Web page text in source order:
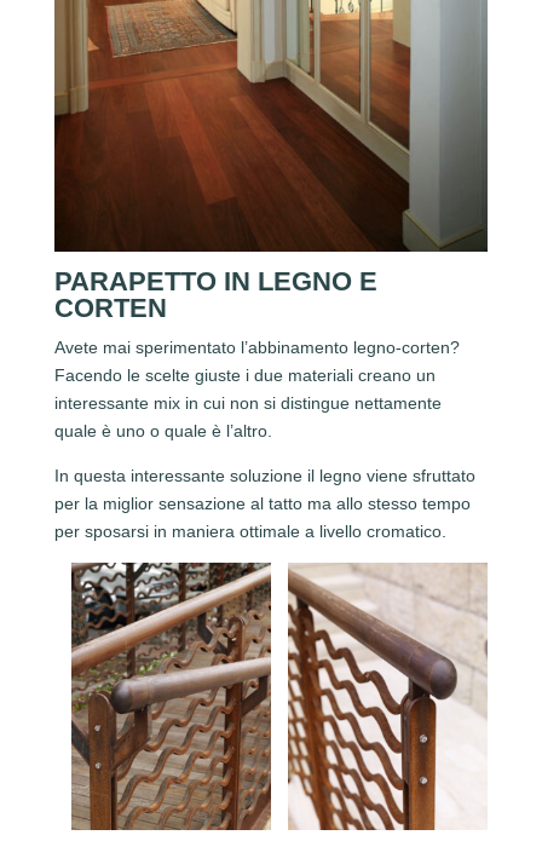
PARAPETTO IN LEGNO E
CORTEN
Avete mai sperimentato l’abbinamento legno-corten?
Facendo le scelte giuste i due materiali creano un
interessante mix in cui non si distingue nettamente
quale è uno o quale è l’altro.
In questa interessante soluzione il legno viene sfruttato
per la miglior sensazione al tatto ma allo stesso tempo
per sposarsi in maniera ottimale a livello cromatico.